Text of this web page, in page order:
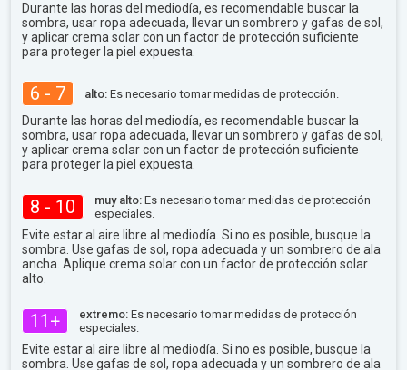
Durante las horas del mediodía, es recomendable buscar la
sombra, usar ropa adecuada, llevar un sombrero y gafas de sol,
y aplicar crema solar con un factor de protección suficiente
para proteger la piel expuesta.
6 - 7 alto: Es necesario tomar medidas de protección.
Durante las horas del mediodía, es recomendable buscar la
sombra, usar ropa adecuada, llevar un sombrero y gafas de sol,
y aplicar crema solar con un factor de protección suficiente
para proteger la piel expuesta.
8 - 10 muy alto: Es necesario tomar medidas de protección
especiales.
Evite estar al aire libre al mediodía. Si no es posible, busque la
sombra. Use gafas de sol, ropa adecuada y un sombrero de ala
ancha. Aplique crema solar con un factor de protección solar
alto.
11+ extremo: Es necesario tomar medidas de protección
especiales.
Evite estar al aire libre al mediodía. Si no es posible, busque la
sombra. Use gafas de sol, ropa adecuada y un sombrero de ala